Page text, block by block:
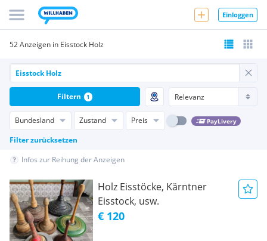
Einloggen
52 Anzeigen in Eisstock Holz
Bundesland Zustand Preis PayLivery
Filter zurücksetzen
Filtern 1
Infos zur Reihung der Anzeigen
Holz Eisstöcke, Kärntner
Eisstock, usw.
€ 120